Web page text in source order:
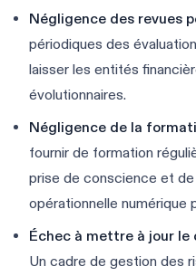
Négligence des revues
périodiques des
laisser les entités
évolutionnaires.
Négligence de la
fournir de formation
prise de conscience et
opérationnelle numérique
Échec à mettre à jour
Un cadre de gestion des